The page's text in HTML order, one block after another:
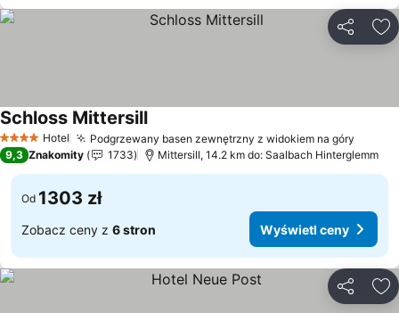
4 KategoriaHotel Podgrzewany basen zewnętrzny z widokiem na góry
Schloss MittersillWyświetl ceny
9,3 Znakomity 1733 Mittersill, 14.2 km do: Saalbach Hinterglemm
Od 1303 zł
Zobacz ceny z 6 stron Wyświetl ceny